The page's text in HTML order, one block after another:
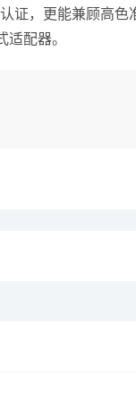
证，更能兼顾高色
配器。